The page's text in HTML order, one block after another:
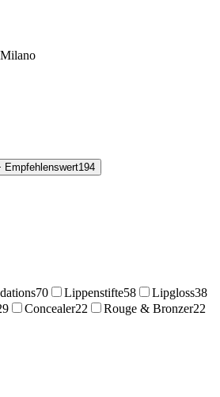
Empfehlenswert194
70 Lippenstifte58 Lipgloss38
Concealer22 Rouge & Bronzer22